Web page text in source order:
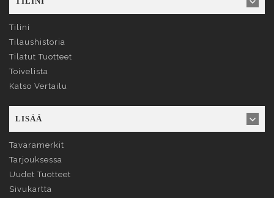
Tilini
Tilaushistoria
Tilatut Tuotteet
Toivelista
Katso Vertailu
LISÄÄ
Tavaramerkit
Tarjouksessa
Uudet Tuotteet
Sivukartta